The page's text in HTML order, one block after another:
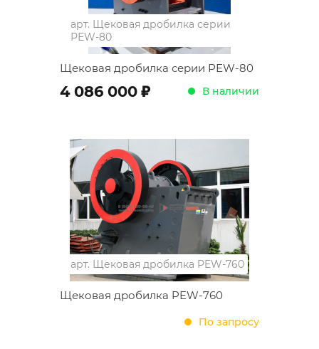
арт. Щековая дробилка серии
РЕW-80
Щековая дробилка серии РЕW-80
4 086 000 ; В наличии
арт. Щековая дробилка PEW-760
Щековая дробилка PEW-760
По запросу